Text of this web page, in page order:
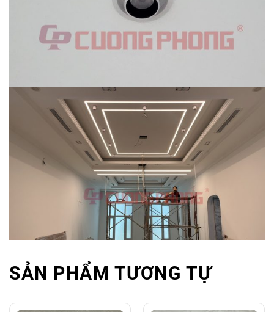
SẢN PHẨM TƯƠNG TỰ